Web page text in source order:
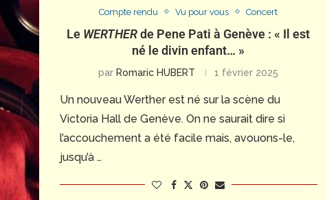
Compte rendu Vu pour vous Concert
Le WERTHERde Pene Pati à Genève : « Il est
né le divin enfant… »
par Romaric HUBERT 1 février 2025
Un nouveau Werther est né sur la scène du
Victoria Hall de Genève. On ne saurait dire si
l’accouchement a été facile mais, avouons-le,
jusqu’à …